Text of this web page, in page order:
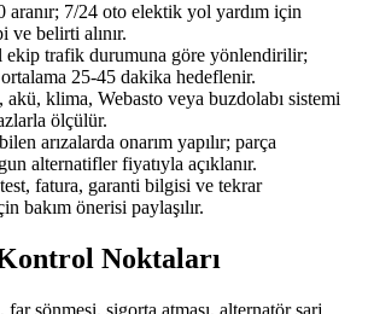
aranır; 7/24 oto elektik yol yardım için
ve belirti alınır.
ekip trafik durumuna göre yönlendirilir;
25-45 dakika hedeflenir.
akü, klima, Webasto veya buzdolabı sistemi
ölçülür.
arızalarda onarım yapılır; parça
alternatifler fiyatıyla açıklanır.
fatura, garanti bilgisi ve tekrar
bakım önerisi paylaşılır.
Noktaları
far sönmesi, sigorta atması, alternatör şarj